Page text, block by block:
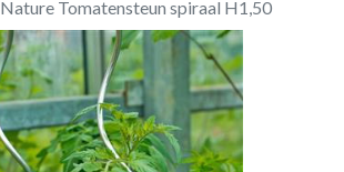
Nature Tomatensteun spiraal H1,50